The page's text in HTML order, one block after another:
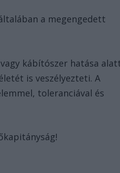
a megengedett
kábítószer hatása
is veszélyezteti. A
toleranciával és